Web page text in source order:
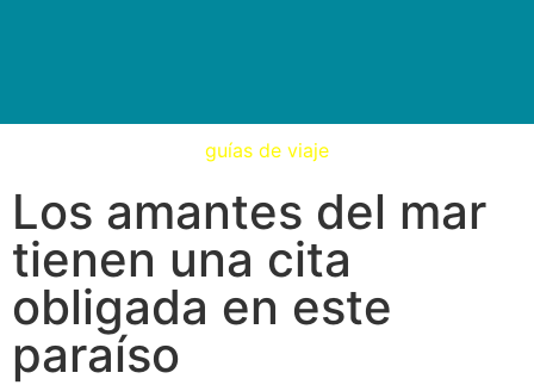
guías de viaje
Los amantes del mar
tienen una cita
obligada en este
paraíso